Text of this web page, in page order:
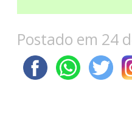
Postado em 24